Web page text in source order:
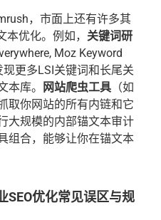
，市面上还有许多其
本优化。例如， 关键词研
Moz Keyword
更多LSI关键词和长尾关
本库。
网站爬虫工具 （如
取你网站的所有内链和它
大规模的内部锚文本审计
组合，能够让你在锚文本
SEO优化常见误区与规